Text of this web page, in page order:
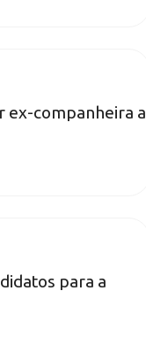
ex-companheira a
para a